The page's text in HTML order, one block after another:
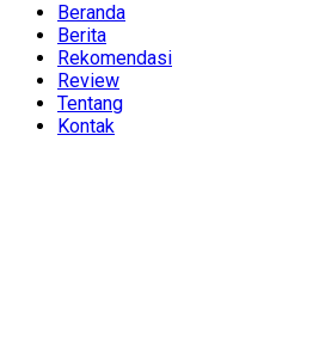
Beranda
Berita
Rekomendasi
Review
Tentang
Kontak